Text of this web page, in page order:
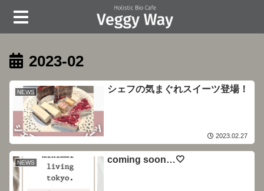
2023-02
NEWS シェフの気まぐれスイーツ登場！
2023.02.27
NEWS coming soon…🤍